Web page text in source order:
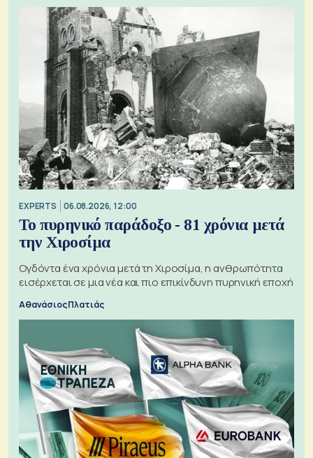
EXPERTS 06.08.2026, 12:00
Το πυρηνικό παράδοξο - 81 χρόνια μετά
την Χιροσίμα
Ογδόντα ένα χρόνια μετά τη Χιροσίμα, η ανθρωπότητα
εισέρχεται σε μια νέα και πιο επικίνδυνη πυρηνική εποχή
Αθανάσιος Πλατιάς